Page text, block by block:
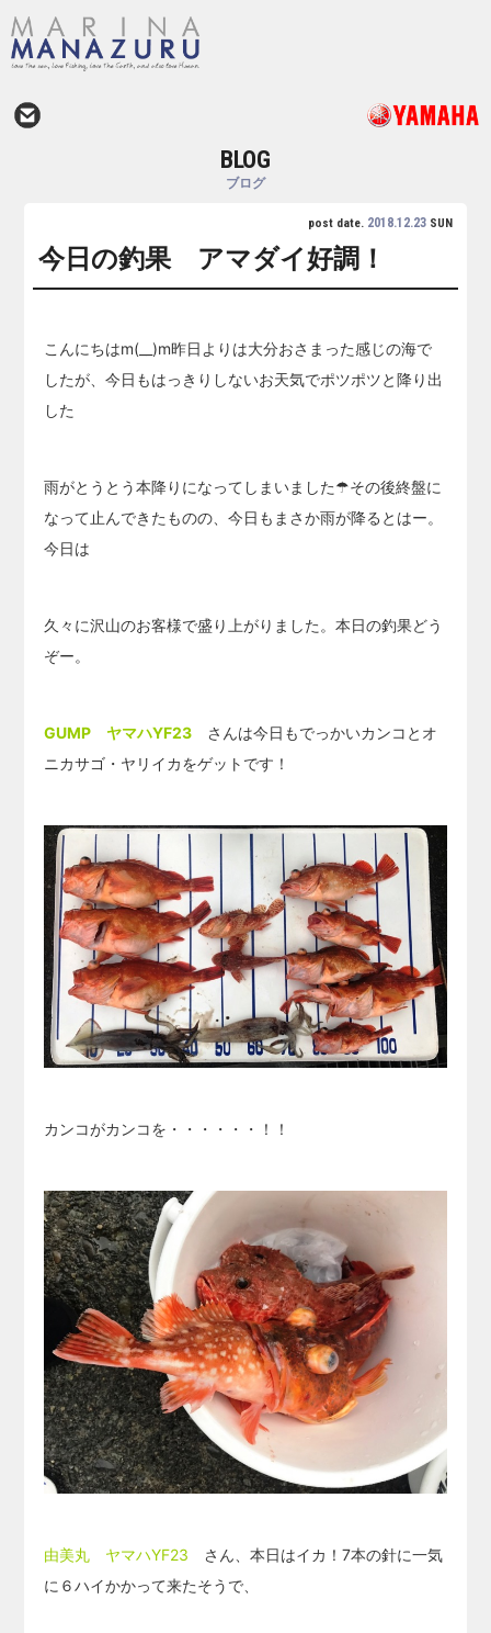
BLOG
ブログ
post date. 2018.12.23SUN
今日の釣果 アマダイ好調！
こんにちはm(__)m昨日よりは大分おさまった感じの海で
したが、今日もはっきりしないお天気でポツポツと降り出
した
雨がとうとう本降りになってしまいました☂その後終盤に
なって止んできたものの、今日もまさか雨が降るとはー。
今日は
久々に沢山のお客様で盛り上がりました。本日の釣果どう
ぞー。
GUMP ヤマハYF23 さんは今日もでっかいカンコとオ
ニカサゴ・ヤリイカをゲットです！
カンコがカンコを・・・・・・！！
由美丸 ヤマハYF23 さん、本日はイカ！7本の針に一気
に６ハイかかって来たそうで、